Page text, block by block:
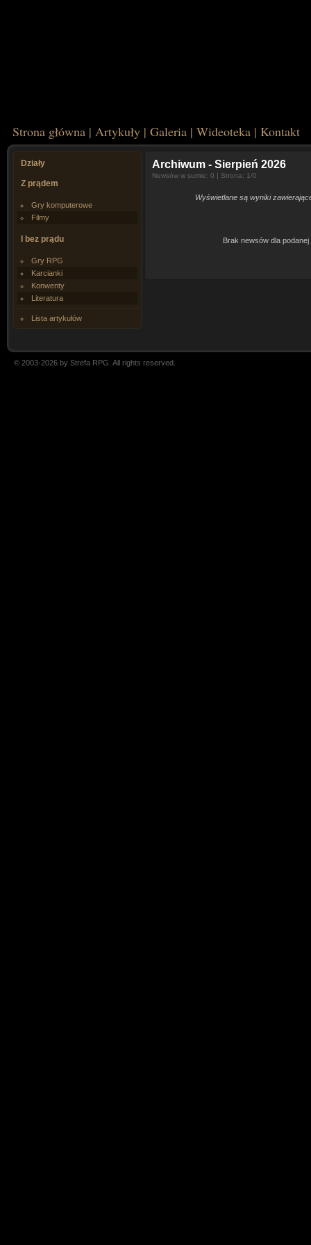
Strona główna | Artykuły | Galeria | Wideoteka | Kontakt
Działy
Z prądem
Gry komputerowe
Filmy
I bez prądu
Gry RPG
Karcianki
Konwenty
Literatura
Lista artykułów
Archiwum - Sierpień 2026
Newsów w sumie: 0 | Strona: 1/0
Wyświetlane są wyniki
Brak newsów dla podanej
© 2003-2026 by Strefa RPG. All rights reserved.